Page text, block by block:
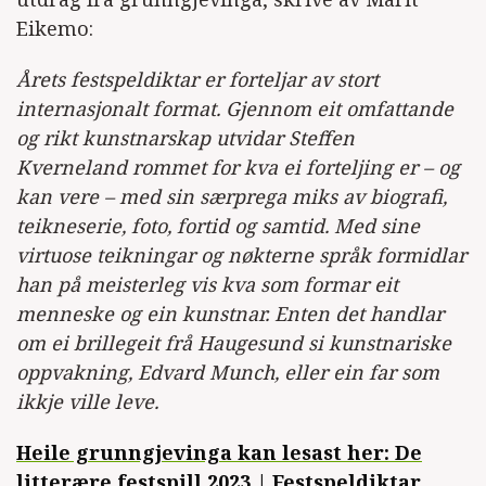
Eikemo:
Årets festspeldiktar er forteljar av stort
internasjonalt format. Gjennom eit omfattande
og rikt kunstnarskap utvidar Steffen
Kverneland rommet for kva ei forteljing er – og
kan vere – med sin særprega miks av biografi,
teikneserie, foto, fortid og samtid. Med sine
virtuose teikningar og nøkterne språk formidlar
han på meisterleg vis kva som formar eit
menneske og ein kunstnar. Enten det handlar
om ei brillegeit frå Haugesund si kunstnariske
oppvakning, Edvard Munch, eller ein far som
ikkje ville leve.
Heile grunngjevinga kan lesast her: De